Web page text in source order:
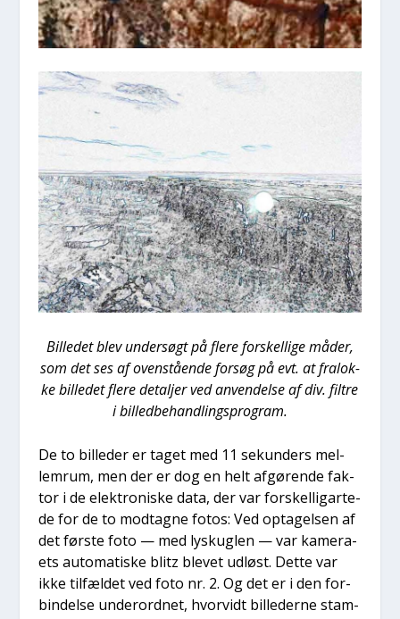
Bil­le­det blev under­søgt på fle­re for­skel­li­ge måder,
som det ses af oven­stå­en­de for­søg på evt. at fra­lok­
ke bil­le­det fle­re detal­jer ved anven­del­se af div. fil­tre
i bil­led­be­hand­lings­pro­gram.
De to bil­le­der er taget med 11 sekun­ders mel­
lem­rum, men der er dog en helt afgø­ren­de fak­
tor i de elek­tro­ni­ske data, der var for­skel­lig­ar­te­
de for de to mod­tag­ne fotos: Ved opta­gel­sen af
det før­ste foto — med lyskug­len — var kame­ra­
ets auto­ma­ti­ske blitz ble­vet udløst. Det­te var
ikke til­fæl­det ved foto nr. 2. Og det er i den for­
bin­del­se under­ord­net, hvor­vidt bil­le­der­ne stam­